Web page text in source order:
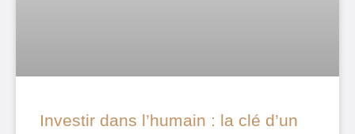
Investir dans l’humain : la clé d’un